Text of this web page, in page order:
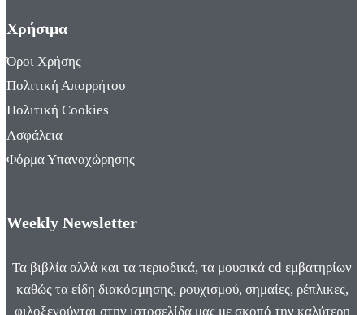
Χρήσιμα
Όροι Χρήσης
Πολιτική Απορρήτου
Πολιτική Cookies
Ασφάλεια
Φόρμα Υπαναχώρησης
Weekly Newsletter
Τα βιβλία αλλά και τα περιοδικά, τα μουσικά cd εμβατηρίων
καθώς τα είδη διακόσμησης, ρουχισμού, σημαίες, ρέπλικες,
φιλοξενούνται στην ιστοσελίδα μας με σκοπό την καλύτερη